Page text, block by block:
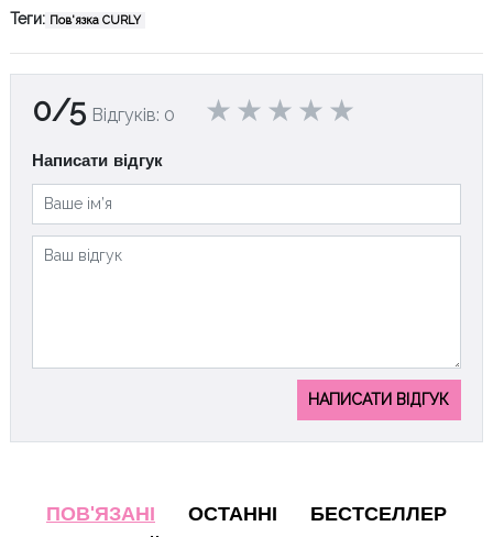
Теги: Пов'язка CURLY
0/5 Відгуків: 0
Написати відгук
НАПИСАТИ ВІДГУК
ПОВ'ЯЗАНІ ОСТАННІ
БЕСТСЕЛЛЕР